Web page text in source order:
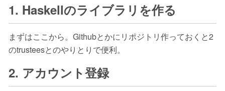
1. Haskellのライブラリを作る
まずはここから。Githubとかにリポジトリ作っておくと2
のtrusteesとのやりとりで便利。
2. アカウント登録